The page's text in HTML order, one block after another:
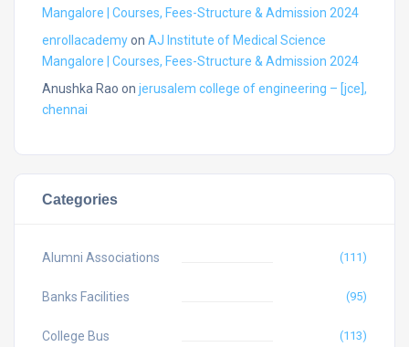
Mangalore | Courses, Fees-Structure & Admission 2024
enrollacademyon AJ Institute of Medical Science
Mangalore | Courses, Fees-Structure & Admission 2024
Anushka Rao on jerusalem college of engineering – [jce],
chennai
Categories
Alumni Associations (111)
Banks Facilities (95)
College Bus (113)